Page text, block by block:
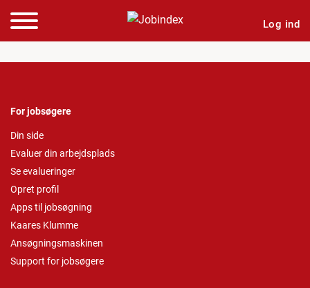
Log ind
For jobsøgere
Din side
Evaluer din arbejdsplads
Se evalueringer
Opret profil
Apps til jobsøgning
Kaares Klumme
Ansøgningsmaskinen
Support for jobsøgere